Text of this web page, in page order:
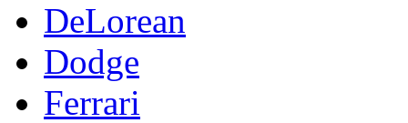
DeLorean
Dodge
Ferrari